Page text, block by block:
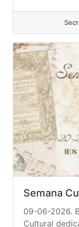
Roxanne... »
Semana
09-06-2026.
Cultural